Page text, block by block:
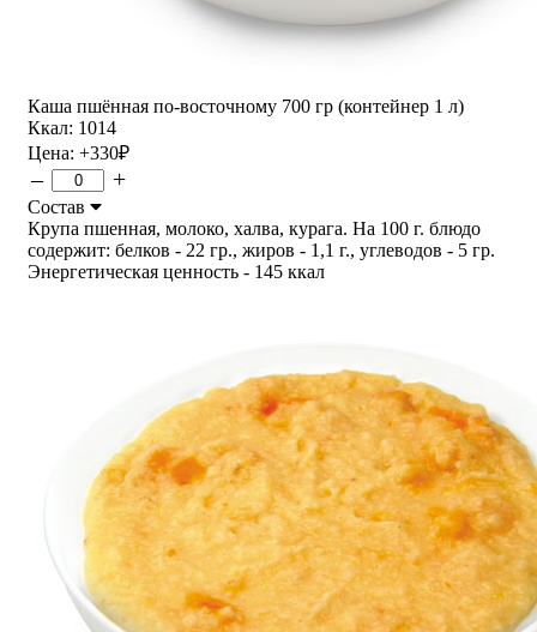
Каша пшённая по-восточному 700 гр (контейнер 1 л)
Ккал: 1014
Цена: +330₽
– +
Состав
Крупа пшенная, молоко, халва, курага. На 100 г. блюдо
содержит: белков - 22 гр., жиров - 1,1 г., углеводов - 5 гр.
Энергетическая ценность - 145 ккал